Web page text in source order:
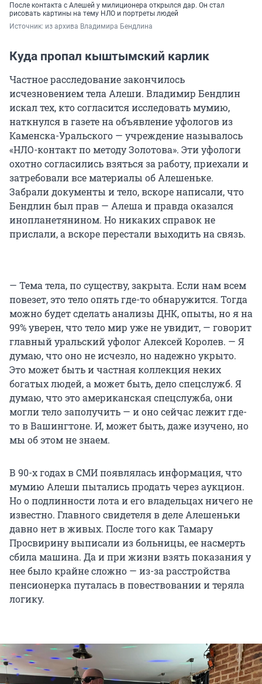
После контакта с Алешей у милиционера открылся дар. Он стал
рисовать картины на тему НЛО и портреты людей
Источник: из архива Владимира Бендлина
Куда пропал кыштымский карлик
Частное расследование закончилось
исчезновением тела Алеши. Владимир Бендлин
искал тех, кто согласится исследовать мумию,
наткнулся в газете на объявление уфологов из
Каменска-Уральского — учреждение называлось
«НЛО-контакт по методу Золотова». Эти уфологи
охотно согласились взяться за работу, приехали и
затребовали все материалы об Алешеньке.
Забрали документы и тело, вскоре написали, что
Бендлин был прав — Алеша и правда оказался
инопланетянином. Но никаких справок не
прислали, а вскоре перестали выходить на связь.
— Тема тела, по существу, закрыта. Если нам всем
повезет, это тело опять где-то обнаружится. Тогда
можно будет сделать анализы ДНК, опыты, но я на
99% уверен, что тело мир уже не увидит, — говорит
главный уральский уфолог Алексей Королев. — Я
думаю, что оно не исчезло, но надежно укрыто.
Это может быть и частная коллекция неких
богатых людей, а может быть, дело спецслужб. Я
думаю, что это американская спецслужба, они
могли тело заполучить — и оно сейчас лежит где-
то в Вашингтоне. И, может быть, даже изучено, но
мы об этом не знаем.
В 90-х годах в СМИ появлялась информация, что
мумию Алеши пытались продать через аукцион.
Но о подлинности лота и его владельцах ничего не
известно. Главного свидетеля в деле Алешеньки
давно нет в живых. После того как Тамару
Просвирину выписали из больницы, ее насмерть
сбила машина. Да и при жизни взять показания у
нее было крайне сложно — из-за расстройства
пенсионерка путалась в повествовании и теряла
логику.